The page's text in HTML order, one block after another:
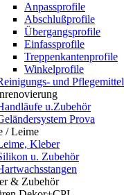
Anpassprofile
Abschlußprofile
Übergangsprofile
Einfassprofile
Treppenkantenprofile
Winkelprofile
und Pflegemittel
u.Zubehör
Prova
/ Leime
Kleber
u. Zubehör
& Zubehör